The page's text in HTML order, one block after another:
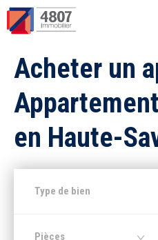
Vente
Location
Estimer
Acheter un
en Haute-
Type de bien
Pièces